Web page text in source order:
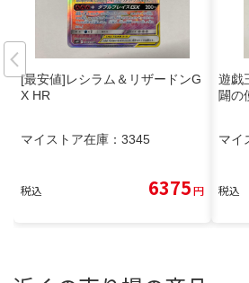
[最安値]レシラム＆リザードンG
X HR
マイストア在庫： 3345
税込 6375円
遊戯
闢の
マイ
税込